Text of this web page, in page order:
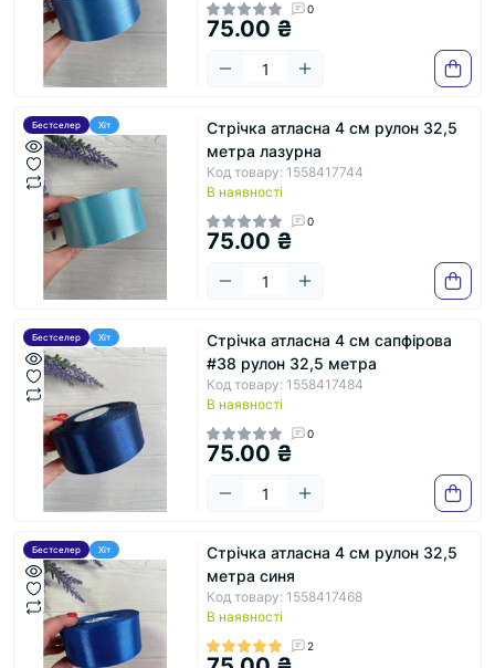
0
75.00 ₴
Бестселер Хіт
Стрічка атласна 4 см рулон 32,5
метра лазурна
Код товару: 1558417744
В наявності
0
75.00 ₴
Бестселер Хіт
Стрічка атласна 4 см сапфірова
#38 рулон 32,5 метра
Код товару: 1558417484
В наявності
0
75.00 ₴
Бестселер Хіт
Стрічка атласна 4 см рулон 32,5
метра синя
Код товару: 1558417468
В наявності
2